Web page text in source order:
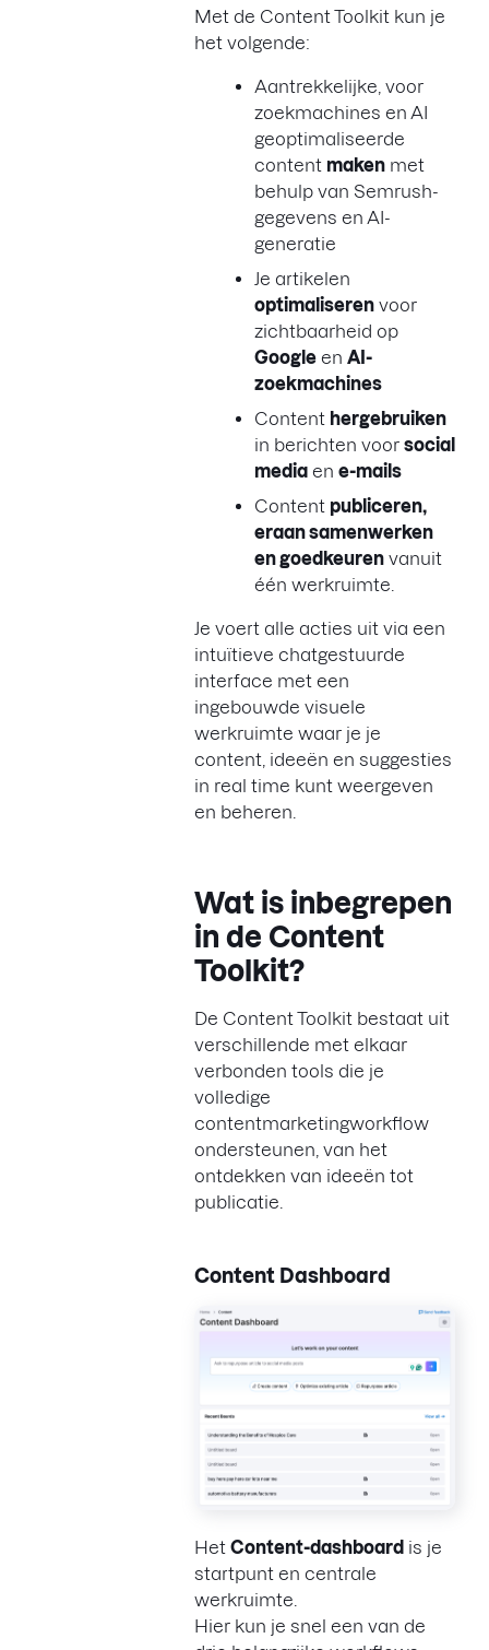
Met de Content Toolkit kun je
het volgende:
Aantrekkelijke, voor
zoekmachines en AI
geoptimaliseerde
content maken met
behulp van Semrush-
gegevens en AI-
generatie
Je artikelen
optimaliseren voor
zichtbaarheid op
Google en AI-
zoekmachines
Content hergebruiken
in berichten voor social
media en e-mails
Content publiceren,
eraan samenwerken
en goedkeuren vanuit
één werkruimte.
Je voert alle acties uit via een
intuïtieve chatgestuurde
interface met een
ingebouwde visuele
werkruimte waar je je
content, ideeën en suggesties
in real time kunt weergeven
en beheren.
Wat is inbegrepen
in de Content
Toolkit?
De Content Toolkit bestaat uit
verschillende met elkaar
verbonden tools die je
volledige
contentmarketingworkflow
ondersteunen, van het
ontdekken van ideeën tot
publicatie.
Content Dashboard
Het Content-dashboard is je
startpunt en centrale
werkruimte.
Hier kun je snel een van de